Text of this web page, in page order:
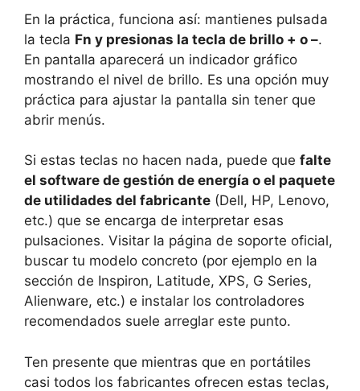
En la práctica, funciona así: mantienes pulsada
la tecla Fn y presionas la tecla de brillo + o –.
En pantalla aparecerá un indicador gráfico
mostrando el nivel de brillo. Es una opción muy
práctica para ajustar la pantalla sin tener que
abrir menús.
Si estas teclas no hacen nada, puede que falte
el software de gestión de energía o el paquete
de utilidades del fabricante (Dell, HP, Lenovo,
etc.) que se encarga de interpretar esas
pulsaciones. Visitar la página de soporte oficial,
buscar tu modelo concreto (por ejemplo en la
sección de Inspiron, Latitude, XPS, G Series,
Alienware, etc.) e instalar los controladores
recomendados suele arreglar este punto.
Ten presente que mientras que en portátiles
casi todos los fabricantes ofrecen estas teclas,